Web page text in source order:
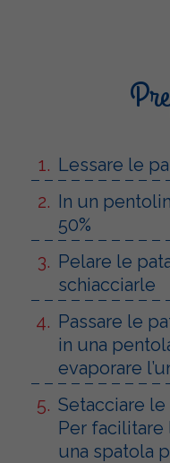
Lessare le
In un
50%
Pelare le
schiacciarle
Passare le
in una
evaporare
Setacciare
Per
una spatola